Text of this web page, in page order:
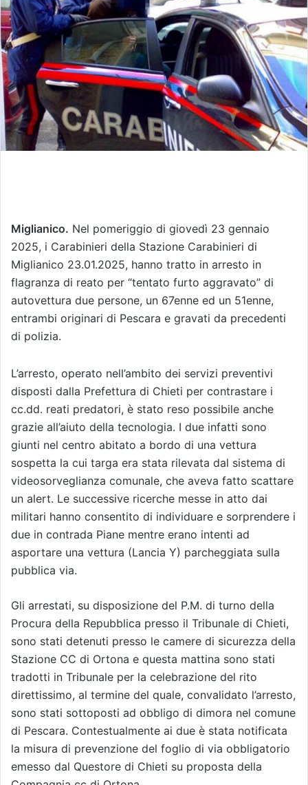
'
e
m
a
i
l
Miglianico. Nel pomeriggio di giovedì 23 gennaio
2025, i Carabinieri della Stazione Carabinieri di
Miglianico 23.01.2025, hanno tratto in arresto in
flagranza di reato per “tentato furto aggravato” di
autovettura due persone, un 67enne ed un 51enne,
entrambi originari di Pescara e gravati da precedenti
di polizia.
L’arresto, operato nell’ambito dei servizi preventivi
disposti dalla Prefettura di Chieti per contrastare i
cc.dd. reati predatori, è stato reso possibile anche
grazie all’aiuto della tecnologia. I due infatti sono
giunti nel centro abitato a bordo di una vettura
sospetta la cui targa era stata rilevata dal sistema di
videosorveglianza comunale, che aveva fatto scattare
un alert. Le successive ricerche messe in atto dai
militari hanno consentito di individuare e sorprendere i
due in contrada Piane mentre erano intenti ad
asportare una vettura (Lancia Y) parcheggiata sulla
pubblica via.
Gli arrestati, su disposizione del P.M. di turno della
Procura della Repubblica presso il Tribunale di Chieti,
sono stati detenuti presso le camere di sicurezza della
Stazione CC di Ortona e questa mattina sono stati
tradotti in Tribunale per la celebrazione del rito
direttissimo, al termine del quale, convalidato l’arresto,
sono stati sottoposti ad obbligo di dimora nel comune
di Pescara. Contestualmente ai due è stata notificata
la misura di prevenzione del foglio di via obbligatorio
emesso dal Questore di Chieti su proposta della